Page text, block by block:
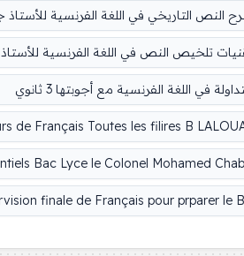
النص التاريخي في اللغة الفرنسية للأستاذ
تلخيص النص في اللغة الفرنسية للأستاذ
في اللغة الفرنسية مع أجوبتها 3 ثانوي
de Français Toutes les filires B
Bac Lyce le Colonel Mohamed
finale de Français pour prparer le